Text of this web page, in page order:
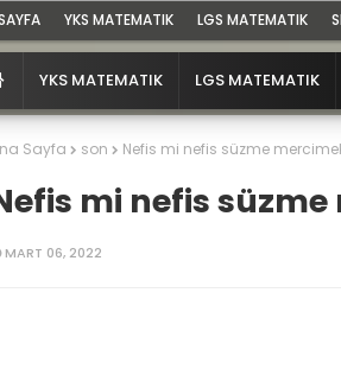
YKS MATEMATIK LGS MATEMATIK
YKS MATEMATIK LGS MATEMATIK
Sayfa son Nefis mi nefis süzme
mi nefis
MART 06, 2022